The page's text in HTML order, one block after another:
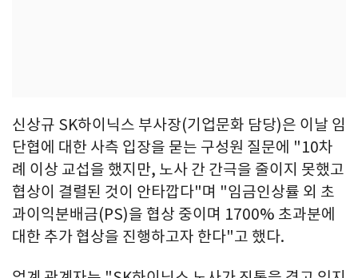
신상규 SK하이닉스 부사장(기업문화 담당)은 이날 임
단협에 대한 사측 입장을 묻는 구성원 질문에 "10차
례 이상 교섭을 했지만, 노사 간 간극을 줄이지 못했고
협상이 결렬된 것이 안타깝다"며 "임금인상률 외 초
과이익분배금(PS)을 협상 중이며 1700% 초과분에
대한 추가 협상을 진행하고자 한다"고 했다.